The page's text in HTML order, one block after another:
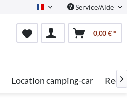
French Service/Aide
0,00 € *
Location camping-car 